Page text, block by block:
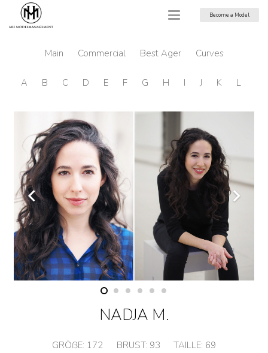
Become a Model
Main Commercial Best Ager Curves
A B C D E F G H I J K L
NADJA M.
GRÖßE: 172 BRUST: 93 TAILLE: 69